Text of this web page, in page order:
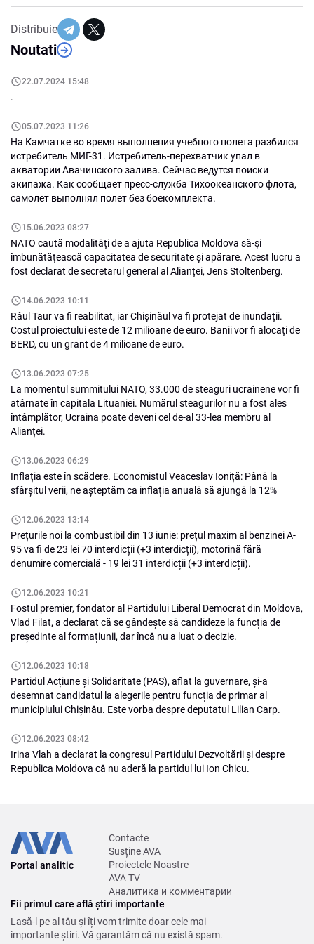
Noutati
22.07.2024 15:48
.
05.07.2023 11:26
На Камчатке во время выполнения учебного полета разбился
истребитель МИГ-31. Истребитель-перехватчик упал в
акватории Авачинского залива. Сейчас ведутся поиски
экипажа. Как сообщает пресс-служба Тихоокеанского флота,
самолет выполнял полет без боекомплекта.
15.06.2023 08:27
NATO caută modalități de a ajuta Republica Moldova să-și
îmbunătățească capacitatea de securitate și apărare. Acest lucru a
fost declarat de secretarul general al Alianței, Jens Stoltenberg.
14.06.2023 10:11
Râul Taur va fi reabilitat, iar Chișinăul va fi protejat de inundații.
Costul proiectului este de 12 milioane de euro. Banii vor fi alocați de
BERD, cu un grant de 4 milioane de euro.
13.06.2023 07:25
La momentul summitului NATO, 33.000 de steaguri ucrainene vor fi
atârnate în capitala Lituaniei. Numărul steagurilor nu a fost ales
întâmplător, Ucraina poate deveni cel de-al 33-lea membru al
Alianței.
13.06.2023 06:29
Inflația este în scădere. Economistul Veaceslav Ioniță: Până la
sfârșitul verii, ne așteptăm ca inflația anuală să ajungă la 12%
12.06.2023 13:14
Prețurile noi la combustibil din 13 iunie: prețul maxim al benzinei A-
95 va fi de 23 lei 70 interdicții (+3 interdicții), motorină fără
denumire comercială - 19 lei 31 interdicții (+3 interdicții).
12.06.2023 10:21
Fostul premier, fondator al Partidului Liberal Democrat din Moldova,
Vlad Filat, a declarat că se gândește să candideze la funcția de
președinte al formațiunii, dar încă nu a luat o decizie.
12.06.2023 10:18
Partidul Acțiune și Solidaritate (PAS), aflat la guvernare, și-a
desemnat candidatul la alegerile pentru funcția de primar al
municipiului Chișinău. Este vorba despre deputatul Lilian Carp.
12.06.2023 08:42
Irina Vlah a declarat la congresul Partidului Dezvoltării și despre
Republica Moldova că nu aderă la partidul lui Ion Chicu.
Distribuie
Portal analitic
Contacte
Susține AVA
Proiectele Noastre
AVA TV
Аналитика и комментарии
Fii primul care află știri importante
Lasă-l pe al tău și îți vom trimite doar cele mai
importante știri. Vă garantăm că nu există spam.